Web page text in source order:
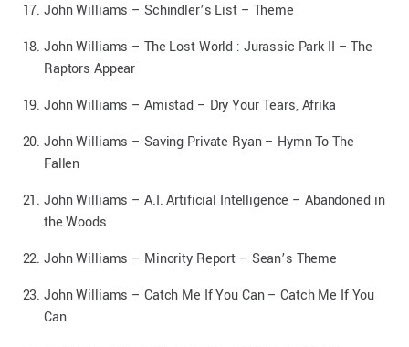
John Williams – Schindler’s List – Theme
John Williams – The Lost World : Jurassic Park II – The
Raptors Appear
John Williams – Amistad – Dry Your Tears, Afrika
John Williams – Saving Private Ryan – Hymn To The
Fallen
John Williams – A.I. Artificial Intelligence – Abandoned in
the Woods
John Williams – Minority Report – Sean’s Theme
John Williams – Catch Me If You Can – Catch Me If You
Can